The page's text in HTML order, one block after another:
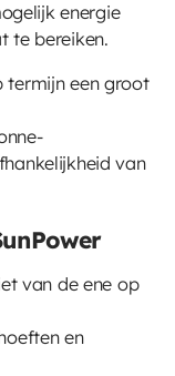
energie
te bereiken.
termijn een groot
van
van de ene op
en